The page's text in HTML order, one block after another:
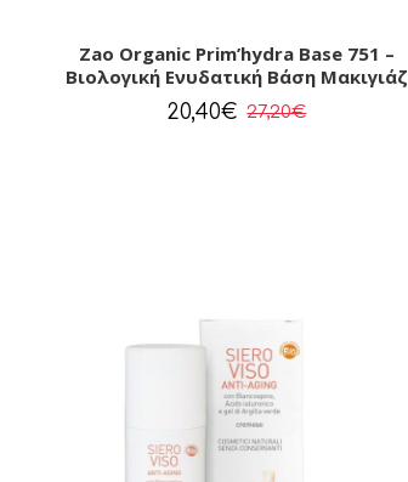
Zao Organic Prim’hydra Base 751 –
Βιολογική Ενυδατική Βάση Μακιγιάζ
20,40€ 27,20€